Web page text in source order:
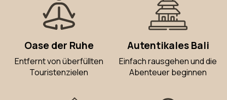
Oase der Ruhe
Entfernt von überfüllten
Touristenzielen
Autentikales Bali
Einfach rausgehen und die
Abenteuer beginnen